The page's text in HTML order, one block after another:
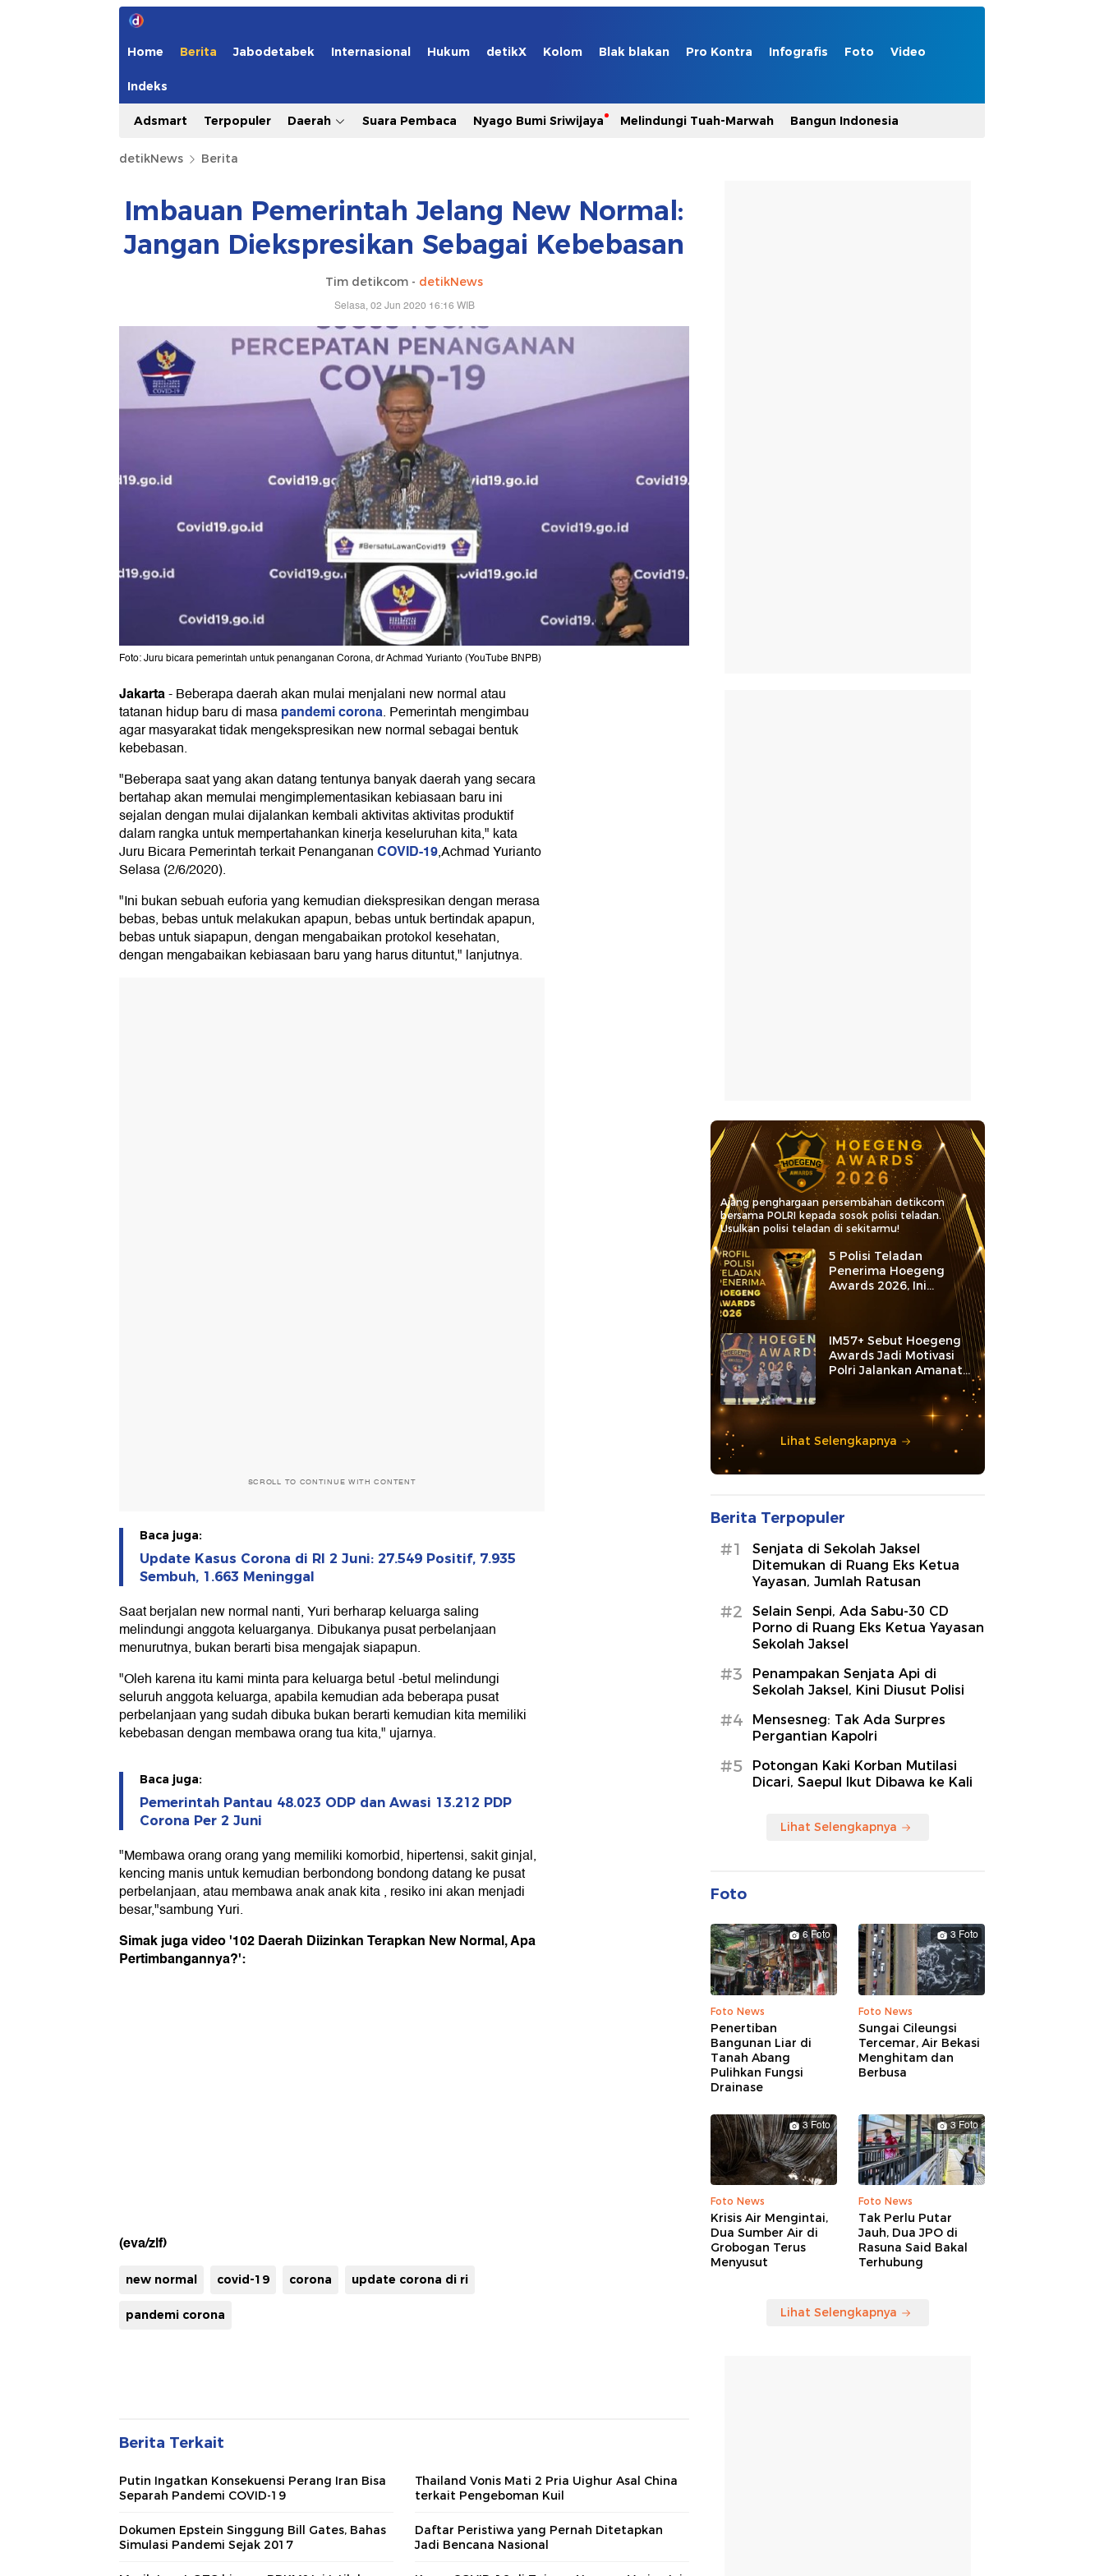
Home Berita Jabodetabek Internasional Hukum detikX Kolom Blak blakan Pro Kontra Infografis Foto Video
Indeks
Adsmart Terpopuler Daerah Suara Pembaca Nyago Bumi Sriwijaya Melindungi Tuah-Marwah Bangun Indonesia
detikNews Berita
Imbauan Pemerintah Jelang New Normal:
Jangan Diekspresikan Sebagai Kebebasan
Tim detikcom - detikNews
Selasa, 02 Jun 2020 16:16 WIB
Foto: Juru bicara pemerintah untuk penanganan Corona, dr Achmad Yurianto (YouTube BNPB)
Jakarta-Beberapa daerah akan mulai menjalani new normal atau
tatanan hidup baru di masapandemi corona. Pemerintah mengimbau
agar masyarakat tidak mengekspresikan new normal sebagai bentuk
kebebasan.
"Beberapa saat yang akan datang tentunya banyak daerah yang secara
bertahap akan memulai mengimplementasikan kebiasaan baru ini
sejalan dengan mulai dijalankan kembali aktivitas aktivitas produktif
dalam rangka untuk mempertahankan kinerja keseluruhan kita," kata
Juru Bicara Pemerintah terkait PenangananCOVID-19,Achmad Yurianto
Selasa (2/6/2020).
"Ini bukan sebuah euforia yang kemudian diekspresikan dengan merasa
bebas, bebas untuk melakukan apapun, bebas untuk bertindak apapun,
bebas untuk siapapun, dengan mengabaikan protokol kesehatan,
dengan mengabaikan kebiasaan baru yang harus dituntut," lanjutnya.
SCROLL TO CONTINUE WITH CONTENT
Baca juga:
Update Kasus Corona di RI 2 Juni: 27.549 Positif, 7.935
Sembuh, 1.663 Meninggal
Saat berjalan new normal nanti, Yuri berharap keluarga saling
melindungi anggota keluarganya. Dibukanya pusat perbelanjaan
menurutnya, bukan berarti bisa mengajak siapapun.
"Oleh karena itu kami minta para keluarga betul -betul melindungi
seluruh anggota keluarga, apabila kemudian ada beberapa pusat
perbelanjaan yang sudah dibuka bukan berarti kemudian kita memiliki
kebebasan dengan membawa orang tua kita," ujarnya.
Baca juga:
Pemerintah Pantau 48.023 ODP dan Awasi 13.212 PDP
Corona Per 2 Juni
"Membawa orang orang yang memiliki komorbid, hipertensi, sakit ginjal,
kencing manis untuk kemudian berbondong bondong datang ke pusat
perbelanjaan, atau membawa anak anak kita , resiko ini akan menjadi
besar,"sambung Yuri.
Simak juga video '102 Daerah Diizinkan Terapkan New Normal, Apa
Pertimbangannya?':
(eva/zlf)
new normal covid-19 corona update corona di ri
pandemi corona
Berita Terkait
Putin Ingatkan Konsekuensi Perang Iran Bisa
Separah Pandemi COVID-19
Thailand Vonis Mati 2 Pria Uighur Asal China
terkait Pengeboman Kuil
Dokumen Epstein Singgung Bill Gates, Bahas
Simulasi Pandemi Sejak 2017
Daftar Peristiwa yang Pernah Ditetapkan
Jadi Bencana Nasional
Ajang penghargaan persembahan detikcom
bersama POLRI kepada sosok polisi teladan.
Usulkan polisi teladan di sekitarmu!
5 Polisi Teladan
Penerima Hoegeng
Awards 2026, Ini
Kategori dan Kiprahnya
IM57+ Sebut Hoegeng
Awards Jadi Motivasi
Polri Jalankan Amanat
Lihat Selengkapnya
Berita Terpopuler
#1
Senjata di Sekolah Jaksel
Ditemukan di Ruang Eks Ketua
Yayasan, Jumlah Ratusan
#2
Selain Senpi, Ada Sabu-30 CD
Porno di Ruang Eks Ketua Yayasan
Sekolah Jaksel
#3
Penampakan Senjata Api di
Sekolah Jaksel, Kini Diusut Polisi
#4
Mensesneg: Tak Ada Surpres
Pergantian Kapolri
#5
Potongan Kaki Korban Mutilasi
Dicari, Saepul Ikut Dibawa ke Kali
Lihat Selengkapnya
Foto
6 Foto
Foto News
Penertiban
Bangunan Liar di
Tanah Abang
Pulihkan Fungsi
Drainase
3 Foto
Foto News
Sungai Cileungsi
Tercemar, Air Bekasi
Menghitam dan
Berbusa
3 Foto
Foto News
Krisis Air Mengintai,
Dua Sumber Air di
Grobogan Terus
Menyusut
3 Foto
Foto News
Tak Perlu Putar
Jauh, Dua JPO di
Rasuna Said Bakal
Terhubung
Lihat Selengkapnya